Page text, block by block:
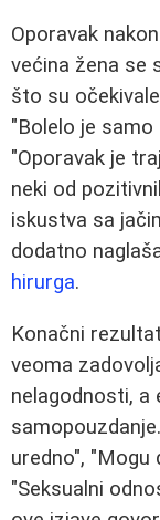
Oporavak
većina žena se
što su
"Bolelo je samo
"Oporavak je
neki od
iskustva sa
dodatno
hirurga.
Konačni
veoma
nelagodnosti,
uredno", "Mogu
"Seksualni